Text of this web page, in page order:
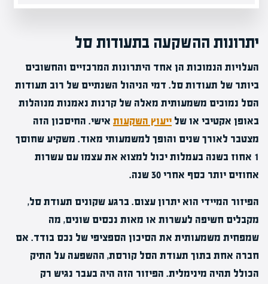
יתרונות ההשקעה בתעודות סל
העלויות הנמוכות הן אחד היתרונות המרכזיים והחשובים
ביותר של תעודות סל. דמי הניהול השנתיים של רוב תעודות
הסל נמוכים משמעותית מאלה של קרנות נאמנות מנוהלות
באופן אקטיבי או של ייעוץ השקעות אישי. החיסכון הזה
מצטבר לאורך שנים והופך למשמעותי מאוד. משקיע שחוסך
1 אחוז בשנה בעמלות יכול למצוא את עצמו עם עשרות
אחוזים יותר כסף אחרי 30 שנה.
הפיזור המיידי הוא יתרון עצום. ברגע שקונים תעודת סל,
מקבלים חשיפה לעשרות או מאות נכסים שונים, מה
שמפחית משמעותית את הסיכון הספציפי של נכס בודד. אם
חברה אחת בתוך תעודת הסל קורסת, ההשפעה על התיק
הכולל תהיה מינימלית. הפיזור הזה היה בעבר נגיש רק